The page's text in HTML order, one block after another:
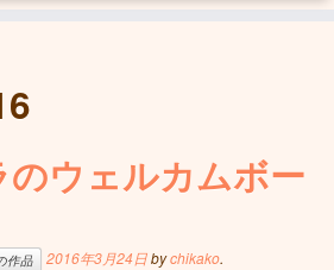
Contact
のウェルカムボー
作品 2016年3月24日bychikako.